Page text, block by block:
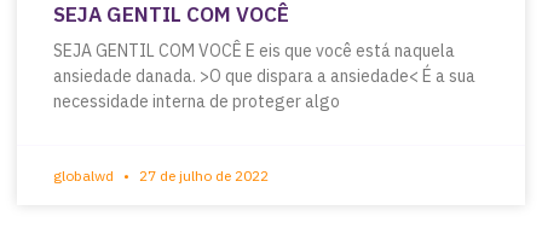
SEJA GENTIL COM VOCÊ
SEJA GENTIL COM VOCÊ E eis que você está naquela
ansiedade danada. >O que dispara a ansiedade< É a sua
necessidade interna de proteger algo
globalwd 27 de julho de 2022